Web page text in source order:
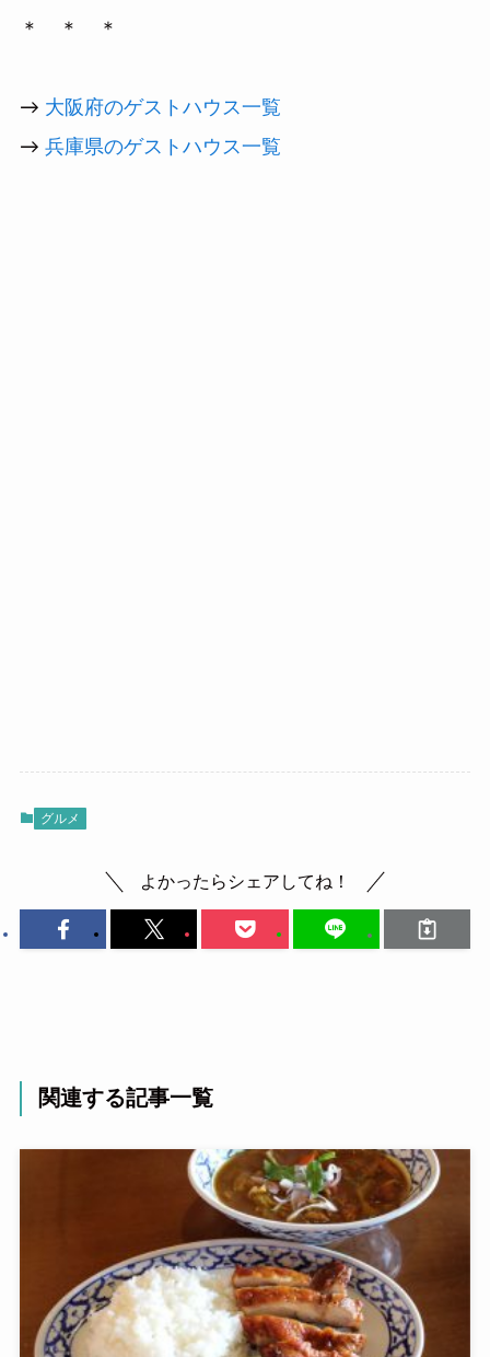
＊ ＊ ＊
→ 大阪府のゲストハウス一覧
→ 兵庫県のゲストハウス一覧
グルメ
よかったらシェアしてね！
関連する記事一覧